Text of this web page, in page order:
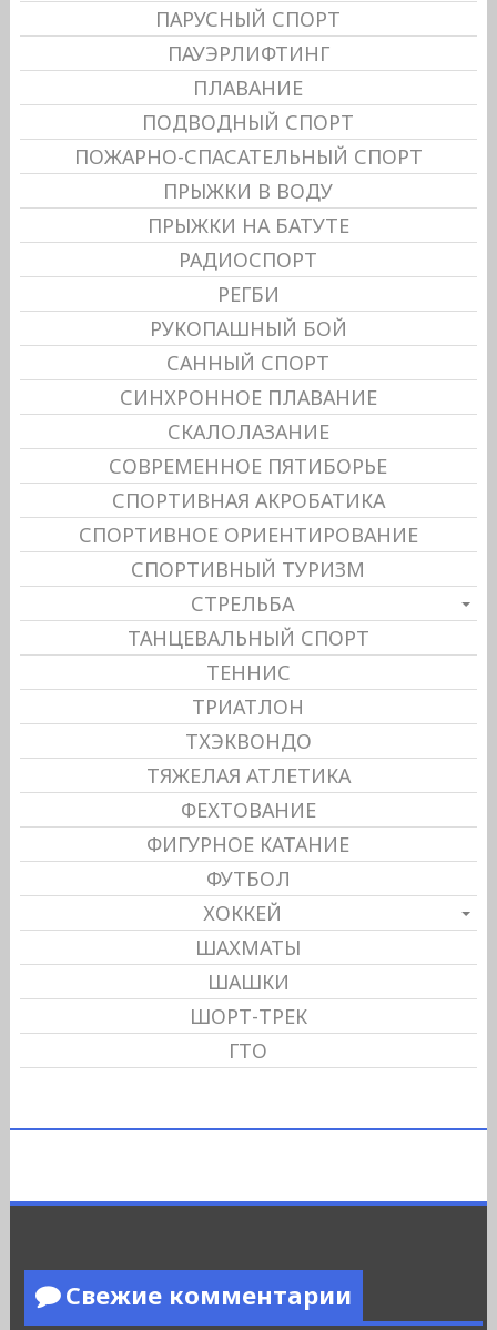
ПАРУСНЫЙ СПОРТ
ПАУЭРЛИФТИНГ
ПЛАВАНИЕ
ПОДВОДНЫЙ СПОРТ
ПОЖАРНО-СПАСАТЕЛЬНЫЙ СПОРТ
ПРЫЖКИ В ВОДУ
ПРЫЖКИ НА БАТУТЕ
РАДИОСПОРТ
РЕГБИ
РУКОПАШНЫЙ БОЙ
САННЫЙ СПОРТ
СИНХРОННОЕ ПЛАВАНИЕ
СКАЛОЛАЗАНИЕ
СОВРЕМЕННОЕ ПЯТИБОРЬЕ
СПОРТИВНАЯ АКРОБАТИКА
СПОРТИВНОЕ ОРИЕНТИРОВАНИЕ
СПОРТИВНЫЙ ТУРИЗМ
СТРЕЛЬБА
ТАНЦЕВАЛЬНЫЙ СПОРТ
ТЕННИС
ТРИАТЛОН
ТХЭКВОНДО
ТЯЖЕЛАЯ АТЛЕТИКА
ФЕХТОВАНИЕ
ФИГУРНОЕ КАТАНИЕ
ФУТБОЛ
ХОККЕЙ
ШАХМАТЫ
ШАШКИ
ШОРТ-ТРЕК
ГТО
Свежие комментарии